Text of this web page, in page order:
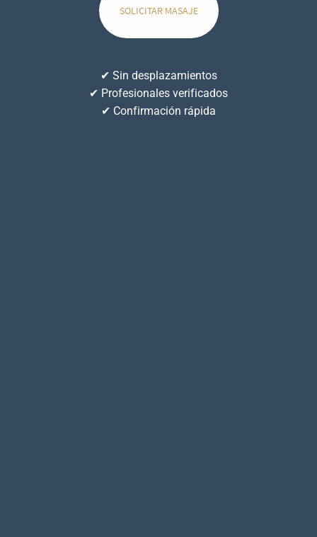
SOLICITAR MASAJE
✔ Sin desplazamientos
✔ Profesionales verificados
✔ Confirmación rápida